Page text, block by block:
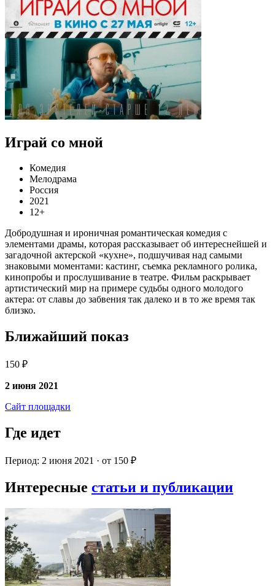
Играй со мной
Комедия
Мелодрама
Россия
2021
12+
Добродушная и ироничная романтическая комедия с
элементами драмы, которая рассказывает об интереснейшей и
загадочной актерской «кухне», подшучивая над самыми
знаковыми моментами: кастинг, съемка рекламного ролика,
кинопробы и прослушивание в театре. Фильм раскрывает
артистический мир на примере судьбы одного молодого
актера: от славы до забвения так далеко и в то же время так
близко.
Ближайший показ
150 ₽
2 июня 2021
Сайт площадки
Где идет
Период: 2 июня 2021 · от 150 ₽
Интересные статьи и публикации